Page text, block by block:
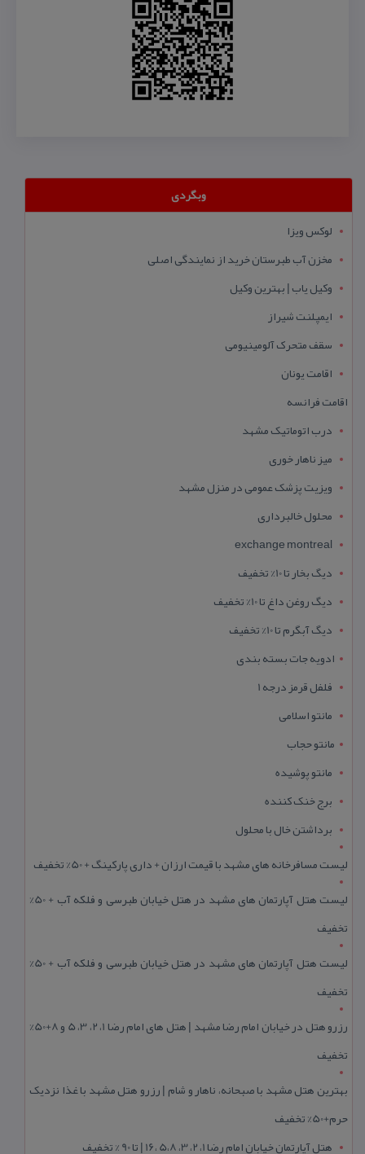
وبگردی
لوکس ویزا
مخزن آب طبرستان خرید از نمایندگی اصلی
وکیل یاب | بهترین وکیل
ایمپلنت شیراز
سقف متحرک آلومینیومی
اقامت یونان
اقامت فرانسه
درب اتوماتیک مشهد
میز ناهار خوری
ویزیت پزشک عمومی در منزل مشهد
محلول خالبرداری
exchange montreal
دیگ بخار تا 10% تخفیف
دیگ روغن داغ تا 10% تخفیف
دیگ آبگرم تا 10% تخفیف
ادویه جات بسته بندی
فلفل قرمز درجه 1
مانتو اسلامی
مانتو حجاب
مانتو پوشیده
برج خنک کننده
برداشتن خال با محلول
لیست مسافرخانه های مشهد با قیمت ارزان + داری پارکینگ + 50% تخفیف
لیست هتل آپارتمان های مشهد در هتل خیابان طبرسی و فلکه آب + 50%
تخفیف
لیست هتل آپارتمان های مشهد در هتل خیابان طبرسی و فلکه آب + 50%
تخفیف
رزرو هتل در خیابان امام رضا مشهد | هتل‌ های امام رضا 1، 2، 3، 5 و 8+50%
تخفیف
بهترین هتل مشهد با صبحانه، ناهار و شام | رزرو هتل مشهد با غذا نزدیک
حرم+50% تخفیف
هتل آپارتمان خیابان امام رضا 1، 2، 3، 5،8 ،16 | تا 90 % تخفیف